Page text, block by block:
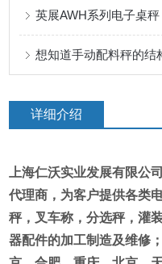
英展AWH系列电子桌秤
想知道手动配料秤的结
详细介绍
上海仁沃实业发展有限公
代理商 ，为客户提供各类
秤，叉车称，分选秤，灌
器配件的加工制造及维修；